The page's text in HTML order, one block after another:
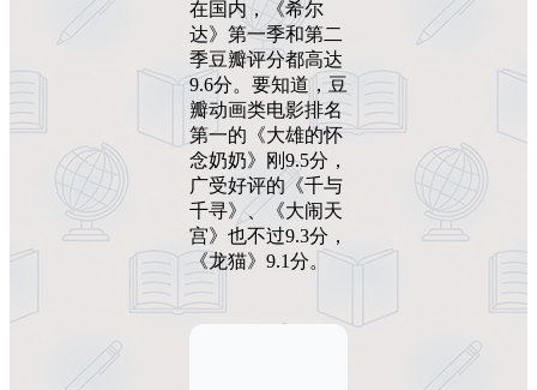
在国内，《希尔
达》第一季和第二
季豆瓣评分都高达
9.6分。要知道，豆
瓣动画类电影排名
第一的《大雄的怀
念奶奶》刚9.5分，
广受好评的《千与
千寻》、《大闹天
宫》也不过9.3分，
《龙猫》9.1分。